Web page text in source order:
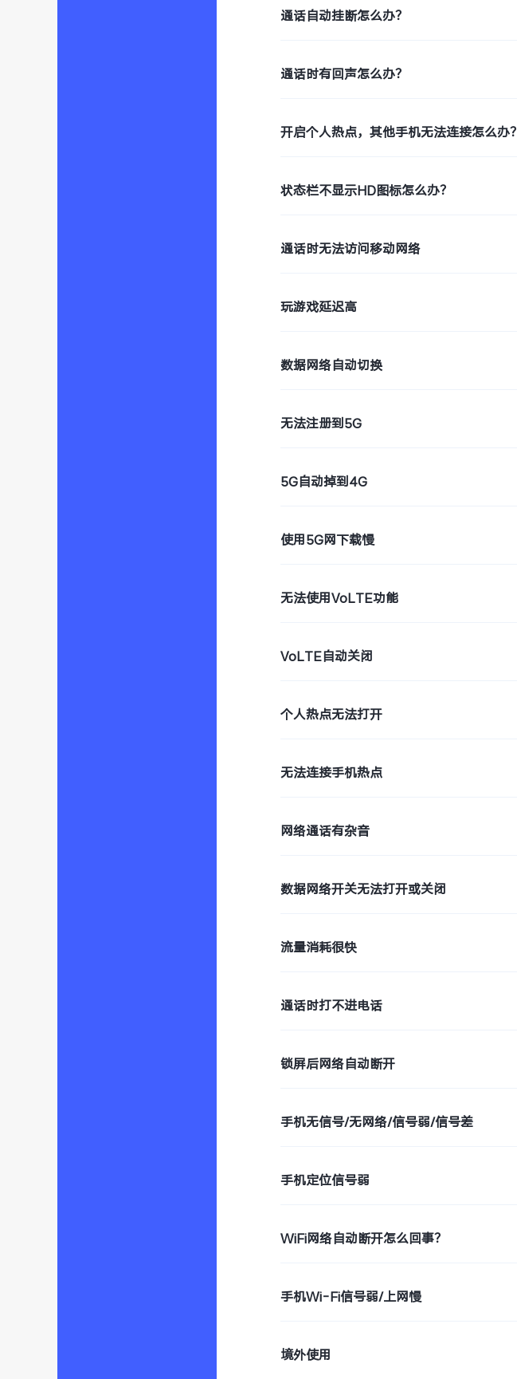
通话自动挂断怎么办？
通话时有回声怎么办？
开启个人热点，其他手机无法连接怎么办？
状态栏不显示HD图标怎么办？
通话时无法访问移动网络
玩游戏延迟高
数据网络自动切换
无法注册到5G
5G自动掉到4G
使用5G网下载慢
无法使用VoLTE功能
VoLTE自动关闭
个人热点无法打开
无法连接手机热点
网络通话有杂音
数据网络开关无法打开或关闭
流量消耗很快
通话时打不进电话
锁屏后网络自动断开
手机无信号/无网络/信号弱/信号差
手机定位信号弱
WiFi网络自动断开怎么回事？
手机Wi-Fi信号弱/上网慢
境外使用